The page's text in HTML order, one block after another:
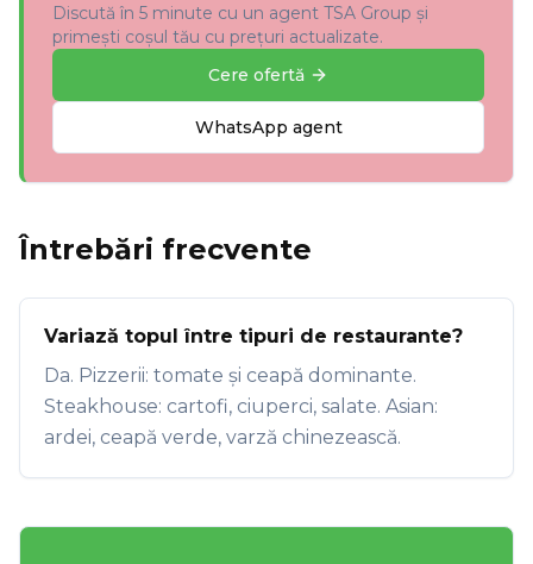
Discută în 5 minute cu un agent TSA Group și
primești coșul tău cu prețuri actualizate.
Cere ofertă
WhatsApp agent
Întrebări frecvente
Variază topul între tipuri de restaurante?
Da. Pizzerii: tomate și ceapă dominante.
Steakhouse: cartofi, ciuperci, salate. Asian:
ardei, ceapă verde, varză chinezească.